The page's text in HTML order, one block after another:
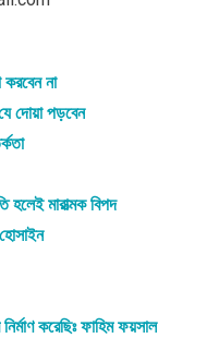
না
দোয়া পড়বেন
হলেই মারাত্মক বিপদ
করেছিঃ ফাহিম ফয়সাল